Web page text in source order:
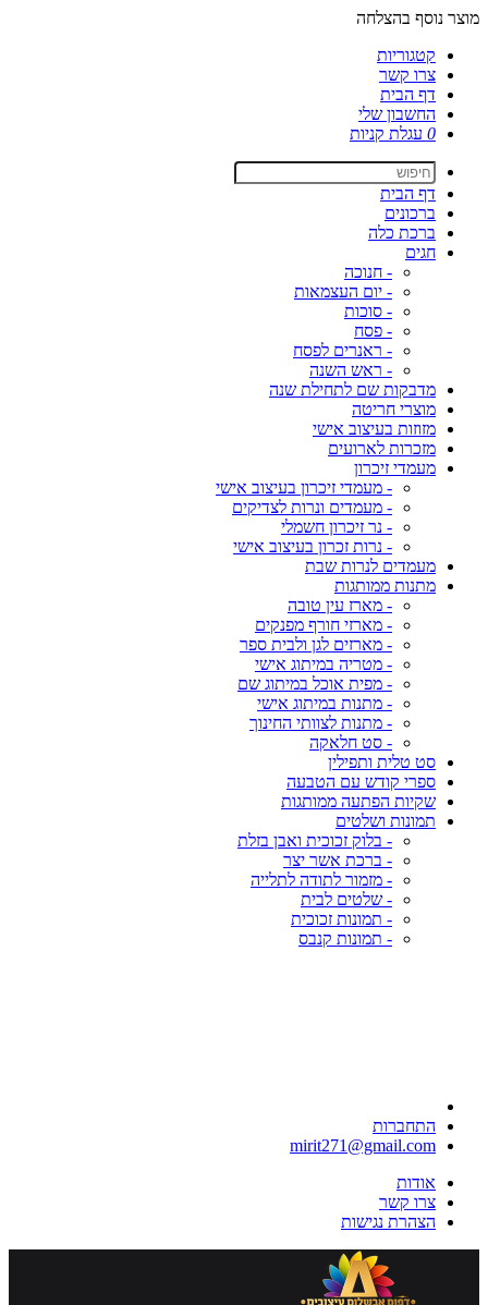
מוצר נוסף בהצלחה
קטגוריות
צרו קשר
דף הבית
החשבון שלי
0 עגלת קניות
דף הבית
ברכונים
ברכת כלה
חגים
- חנוכה
- יום העצמאות
- סוכות
- פסח
- ראנרים לפסח
- ראש השנה
מדבקות שם לתחילת שנה
מוצרי חריטה
מזוזות בעיצוב אישי
מזכרות לארועים
מעמדי זיכרון
- מעמדי זיכרון בעיצוב אישי
- מעמדים ונרות לצדיקים
- נר זיכרון חשמלי
- נרות זכרון בעיצוב אישי
מעמדים לנרות שבת
מתנות ממותגות
- מארז עין טובה
- מארזי חורף מפנקים
- מארזים לגן ולבית ספר
- מטריה במיתוג אישי
- מפית אוכל במיתוג שם
- מתנות במיתוג אישי
- מתנות לצוותי החינוך
- סט חלאקה
סט טלית ותפילין
ספרי קודש עם הטבעה
שקיות הפתעה ממותגות
תמונות ושלטים
- בלוק זכוכית ואבן בזלת
- ברכת אשר יצר
- מזמור לתודה לתלייה
- שלטים לבית
- תמונות זכוכית
- תמונות קנבס
התחברות
mirit271@gmail.com
אודות
צרו קשר
הצהרת נגישות